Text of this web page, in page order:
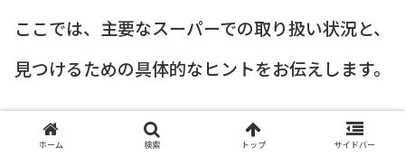
ここでは、主要なスーパーでの取り扱い状況と、
見つけるための具体的なヒントをお伝えします。
ホーム 検索 トップ サイドバー